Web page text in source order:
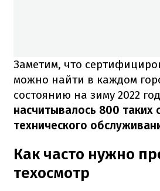
Заметим, что
можно найти в каждом
состоянию на зиму 2022
насчитывалось 800 таких
технического
Как часто нужно
техосмотр